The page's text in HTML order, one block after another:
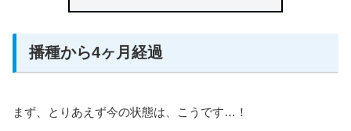
播種から4ヶ月経過
まず、とりあえず今の状態は、こうです…！